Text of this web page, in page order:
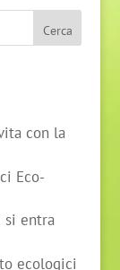
con la
Eco-
si entra
ecologici